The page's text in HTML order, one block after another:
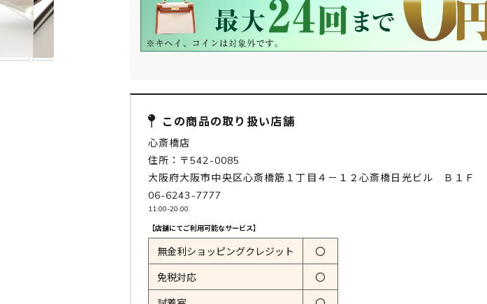
この商品の取り扱い店舗
心斎橋店
住所：〒542-0085
大阪府大阪市中央区心斎橋筋１丁目４－１２心斎橋日光ビル Ｂ１Ｆ
06-6243-7777
11:00-20:00
【店舗にてご利用可能なサービス】
無金利ショッピングクレジット 〇
免税対応 〇